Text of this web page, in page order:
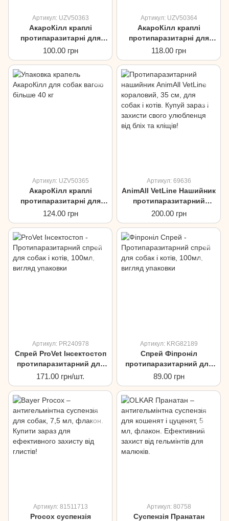
Артикул: UZV50363
АкароКілл краплі
протипаразитарні для
собак вагою від 10 до
20кг
100.00 грн
Артикул: UZV50364
АкароКілл краплі
протипаразитарні для
собак вагою від 20 до
40кг
118.00 грн
Артикул: UZV50365
АкароКілл краплі
протипаразитарні для
собак вагою більше 40кг
124.00 грн
Артикул: 69636
AnimAll VetLine Нашийник
протипаразитарний
кораловий для дрібних
собак та котів, 35см
200.00 грн
Артикул: PR240978
Спрей ProVet Інсектостоп
протипаразитарний для
собак та котів, 100мл
171.00 грн/шт.
Артикул: KRG82189
Спрей Фіпроніл
протипаразитарний для
собак та котів, 100мл
89.00 грн
Артикул: 81511713
Procox суспензія
Артикул: 80758
Суспензія Пранатан